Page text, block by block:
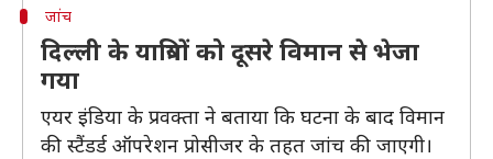
जांच
दिल्ली के यात्रियों को दूसरे विमान से भेजा
गया
एयर इंडिया के प्रवक्ता ने बताया कि घटना के बाद विमान
की स्टैंडर्ड ऑपरेशन प्रोसीजर के तहत जांच की जाएगी।